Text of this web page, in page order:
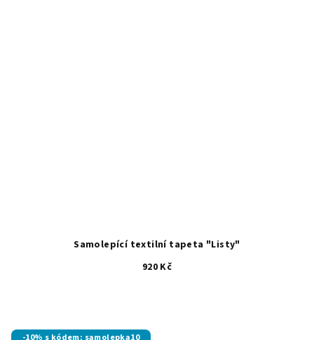
Samolepící textilní tapeta "Listy"
920 Kč
-10% s kódem: samolepka10